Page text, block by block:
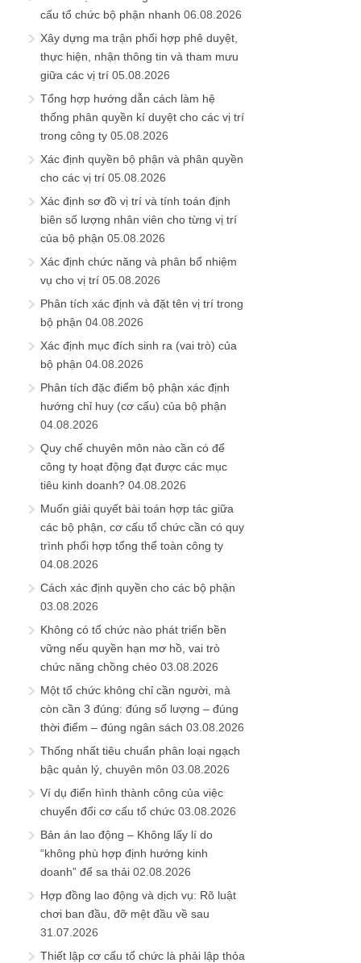
cấu tổ chức bộ phận nhanh 06.08.2026
Xây dựng ma trận phối hợp phê duyệt,
thực hiện, nhận thông tin và tham mưu
giữa các vị trí 05.08.2026
Tổng hợp hướng dẫn cách làm hệ
thống phân quyền kí duyệt cho các vị trí
trong công ty 05.08.2026
Xác định quyền bộ phận và phân quyền
cho các vị trí 05.08.2026
Xác định sơ đồ vị trí và tính toán định
biên số lượng nhân viên cho từng vị trí
của bộ phận 05.08.2026
Xác định chức năng và phân bổ nhiệm
vụ cho vị trí 05.08.2026
Phân tích xác định và đặt tên vị trí trong
bộ phận 04.08.2026
Xác định mục đích sinh ra (vai trò) của
bộ phận 04.08.2026
Phân tích đặc điểm bộ phận xác định
hướng chỉ huy (cơ cấu) của bộ phận
04.08.2026
Quy chế chuyên môn nào cần có để
công ty hoạt động đạt được các mục
tiêu kinh doanh? 04.08.2026
Muốn giải quyết bài toán hợp tác giữa
các bộ phận, cơ cấu tổ chức cần có quy
trình phối hợp tổng thể toàn công ty
04.08.2026
Cách xác định quyền cho các bộ phận
03.08.2026
Không có tổ chức nào phát triển bền
vững nếu quyền hạn mơ hồ, vai trò
chức năng chồng chéo 03.08.2026
Một tổ chức không chỉ cần người, mà
còn cần 3 đúng: đúng số lượng – đúng
thời điểm – đúng ngân sách 03.08.2026
Thống nhất tiêu chuẩn phân loại ngạch
bậc quản lý, chuyên môn 03.08.2026
Ví dụ điển hình thành công của việc
chuyển đổi cơ cấu tổ chức 03.08.2026
Bản án lao động – Không lấy lí do
“không phù hợp định hướng kinh
doanh” để sa thải 02.08.2026
Hợp đồng lao động và dịch vụ: Rõ luật
chơi ban đầu, đỡ mệt đầu về sau
31.07.2026
Thiết lập cơ cấu tổ chức là phải lập thỏa